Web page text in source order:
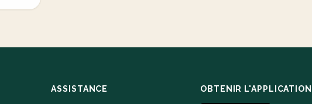
ASSISTANCE OBTENIR L'APPLICATION